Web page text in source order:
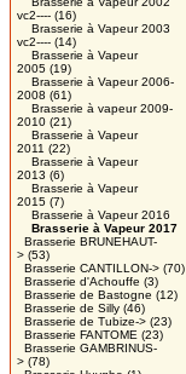
vc2---- (16)
Brasserie à Vapeur 2003
vc2---- (14)
Brasserie à Vapeur
2005 (19)
Brasserie à Vapeur 2006-
2008 (61)
Brasserie à vapeur 2009-
2010 (21)
Brasserie à Vapeur
2011 (22)
Brasserie à Vapeur
2013 (6)
Brasserie à Vapeur
2015 (7)
Brasserie à Vapeur 2016
Brasserie à Vapeur 2017
Brasserie BRUNEHAUT-
> (53)
Brasserie CANTILLON-> (70)
Brasserie d'Achouffe (3)
Brasserie de Bastogne (12)
Brasserie de Silly (46)
Brasserie de Tubize-> (23)
Brasserie FANTOME (23)
Brasserie GAMBRINUS-
> (78)